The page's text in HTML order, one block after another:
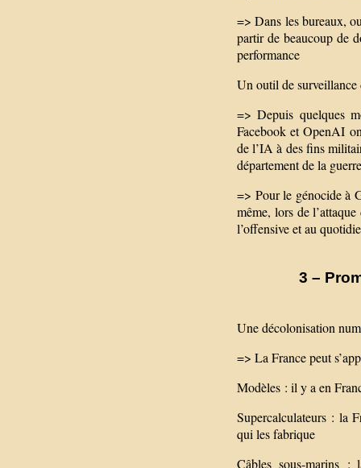
=> Dans les bureaux,
partir de beaucoup de
performance
Un outil de surveillance
=> Depuis quelques
Facebook et OpenAI
de l’IA à des fins
département de la
=> Pour le génocide à
même, lors de
l’offensive et au
3 –
Une décolonisation
=> La France peut
Modèles : il y a en
Supercalculateurs : la
qui les fabrique
Câbles sous-marins